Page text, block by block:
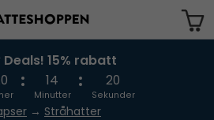
blitt lagt til i handlekurven
15% rabatt
14
Minutter
20
Sekunder
→ Stråhatter